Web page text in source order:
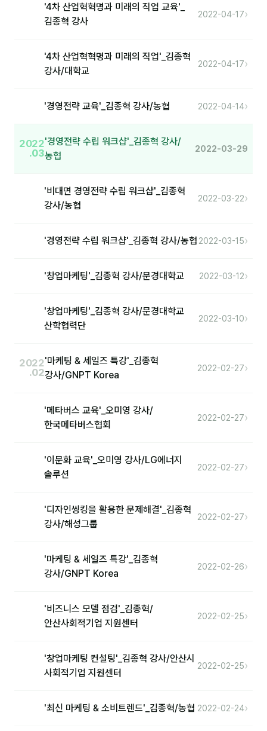
'4차 산업혁혁명과 미래의 직업 교육'_
김종혁 강사
2022-04-17›
'4차 산업혁혁명과 미래의 직업'_김종혁
강사/대학교
2022-04-17›
'경영전략 교육'_김종혁 강사/농협 2022-04-14›
2022
.03
'경영전략 수립 워크샵'_김종혁 강사/
농협
2022-03-29
'비대면 경영전략 수립 워크샵'_김종혁
강사/농협
2022-03-22›
'경영전략 수립 워크샵'_김종혁 강사/농협 2022-03-15›
'창업마케팅'_김종혁 강사/문경대학교 2022-03-12›
'창업마케팅'_김종혁 강사/문경대학교
산학협력단
2022-03-10›
2022
.02
'마케팅 & 세일즈 특강'_김종혁
강사/GNPT Korea
2022-02-27›
'메타버스 교육'_오미영 강사/
한국메타버스협회
2022-02-27›
'이문화 교육'_오미영 강사/LG에너지
솔루션
2022-02-27›
'디자인씽킹을 활용한 문제해결'_김종혁
강사/해성그룹
2022-02-27›
'마케팅 & 세일즈 특강'_김종혁
강사/GNPT Korea
2022-02-26›
'비즈니스 모델 점검'_김종혁/
안산사회적기업 지원센터
2022-02-25›
'창업마케팅 컨설팅'_김종혁 강사/안산시
사회적기업 지원센터
2022-02-25›
'최신 마케팅 & 소비트렌드'_김종혁/농협 2022-02-24›